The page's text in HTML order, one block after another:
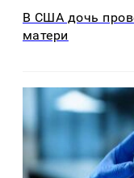
В США дочь
матери